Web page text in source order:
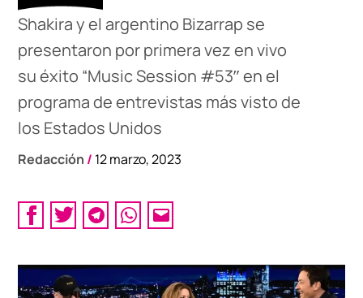
Shakira y el argentino Bizarrap se
presentaron por primera vez en vivo
su éxito “Music Session #53″ en el
programa de entrevistas más visto de
los Estados Unidos
Redacción / 12 marzo, 2023